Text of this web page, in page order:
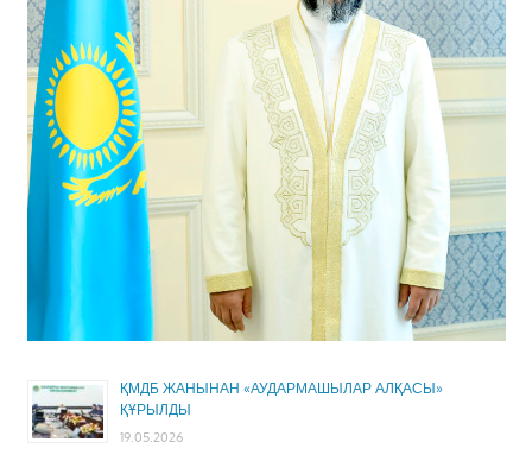
ҚМДБ ЖАНЫНАН «АУДАРМАШЫЛАР АЛҚАСЫ»
ҚҰРЫЛДЫ
19.05.2026